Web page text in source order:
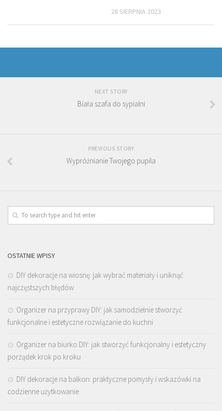
28 SIERPNIA 2023
NEXT STORY
Biała szafa do sypialni
PREVIOUS STORY
Wypróżnianie Twojego pupila
OSTATNIE WPISY
DIY dekoracje na wiosnę: jak wybrać materiały i uniknąć
najczęstszych błędów
Organizer na przyprawy DIY: jak samodzielnie stworzyć
funkcjonalne i estetyczne rozwiązanie do kuchni
Organizer na biurko DIY: jak stworzyć funkcjonalny i estetyczny
porządek krok po kroku
DIY dekoracje na balkon: praktyczne pomysły i wskazówki na
codzienne użytkowanie